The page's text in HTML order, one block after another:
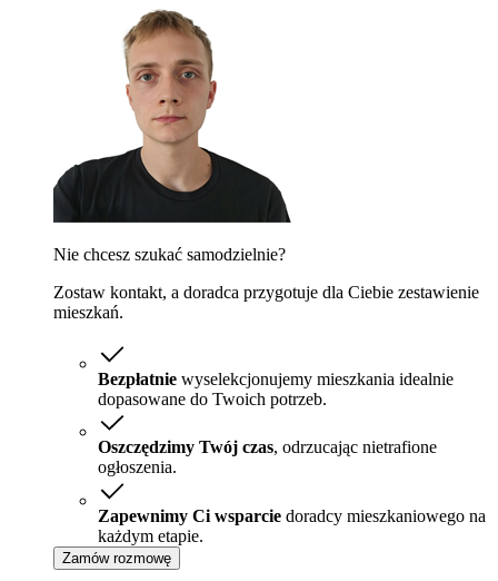
Nie chcesz szukać samodzielnie?
Zostaw kontakt, a doradca przygotuje dla Ciebie zestawienie
mieszkań.
Bezpłatnie wyselekcjonujemy mieszkania idealnie
dopasowane do Twoich potrzeb.
Oszczędzimy Twój czas, odrzucając nietrafione
ogłoszenia.
Zapewnimy Ci wsparcie doradcy mieszkaniowego na
każdym etapie.
Zamów rozmowę